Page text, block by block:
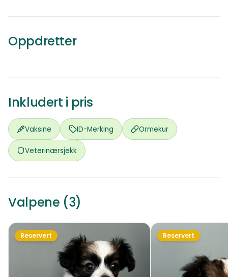
Oppdretter
Nedenes
Inkludert i pris
Vaksine ID-Merking Ormekur
Veterinærsjekk
Valpene (3)
Reservert Reservert